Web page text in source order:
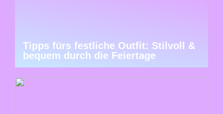
Tipps fürs festliche Outfit: Stilvoll &
bequem durch die Feiertage